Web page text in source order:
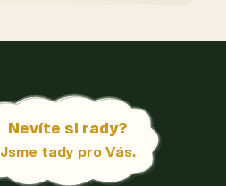
Nevíte si rady?
Jsme tady pro Vás.